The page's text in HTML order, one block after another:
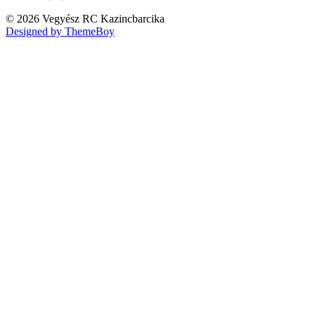
© 2026 Vegyész RC Kazincbarcika
Designed by ThemeBoy